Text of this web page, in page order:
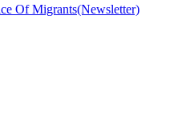
Of Migrants(Newsletter)